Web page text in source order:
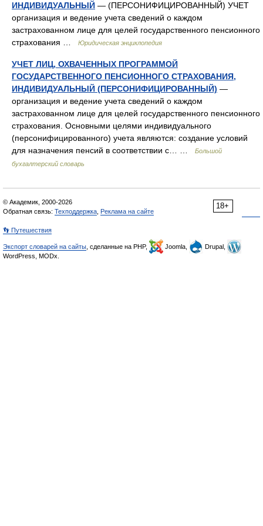
ИНДИВИДУАЛЬНЫЙ — (ПЕРСОНИФИЦИРОВАННЫЙ) УЧЕТ
организация и ведение учета сведений о каждом
застрахованном лице для целей государственного пенсионного
страхования …
Юридическая энциклопедия
УЧЕТ ЛИЦ, ОХВАЧЕННЫХ ПРОГРАММОЙ
ГОСУДАРСТВЕННОГО ПЕНСИОННОГО СТРАХОВАНИЯ,
ИНДИВИДУАЛЬНЫЙ (ПЕРСОНИФИЦИРОВАННЫЙ) —
организация и ведение учета сведений о каждом
застрахованном лице для целей государственного пенсионного
страхования. Основными целями индивидуального
(персонифицированного) учета являются: создание условий
для назначения пенсий в соответствии с… …
Большой
бухгалтерский словарь
18+
© Академик, 2000-2026
Обратная связь: Техподдержка Реклама на сайте
👣 Путешествия
Экспорт словарей на сайты , сделанные на PHP, Joomla,
Drupal,
WordPress, MODx.